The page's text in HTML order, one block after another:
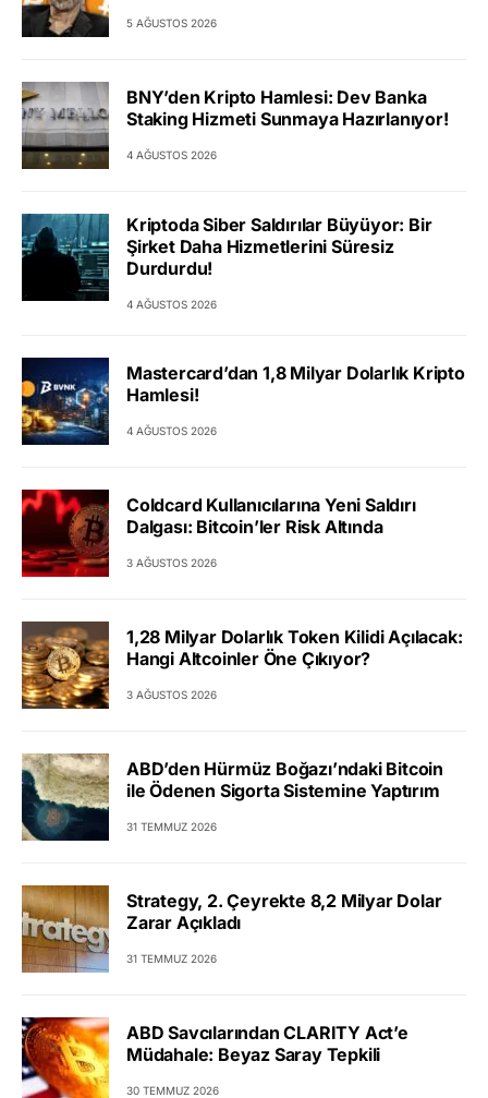
5 AĞUSTOS 2026
BNY’den Kripto Hamlesi: Dev Banka
Staking Hizmeti Sunmaya Hazırlanıyor!
4 AĞUSTOS 2026
Kriptoda Siber Saldırılar Büyüyor: Bir
Şirket Daha Hizmetlerini Süresiz
Durdurdu!
4 AĞUSTOS 2026
Mastercard’dan 1,8 Milyar Dolarlık Kripto
Hamlesi!
4 AĞUSTOS 2026
Coldcard Kullanıcılarına Yeni Saldırı
Dalgası: Bitcoin’ler Risk Altında
3 AĞUSTOS 2026
1,28 Milyar Dolarlık Token Kilidi Açılacak:
Hangi Altcoinler Öne Çıkıyor?
3 AĞUSTOS 2026
ABD’den Hürmüz Boğazı’ndaki Bitcoin
ile Ödenen Sigorta Sistemine Yaptırım
31 TEMMUZ 2026
Strategy, 2. Çeyrekte 8,2 Milyar Dolar
Zarar Açıkladı
31 TEMMUZ 2026
ABD Savcılarından CLARITY Act’e
Müdahale: Beyaz Saray Tepkili
30 TEMMUZ 2026